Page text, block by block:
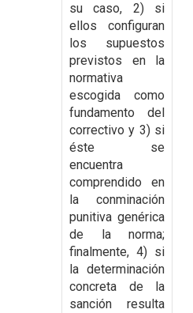
su caso, 2) si
ellos configuran
los supuestos
previstos en la
normativa
escogida como
fundamento del
correctivo y 3) si
éste se
encuentra
comprendido en
la conminación
punitiva genérica
de la norma;
finalmente, 4) si
la determinación
concreta de la
sanción resulta